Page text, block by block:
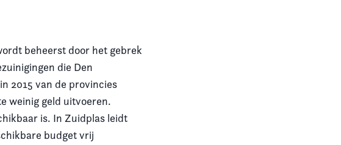
beheerst door het gebrek
die Den
2015 van de provincies
weinig geld uitvoeren.
is. In Zuidplas leidt
budget vrij